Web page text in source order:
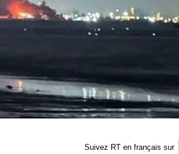
Suivez RT en français sur